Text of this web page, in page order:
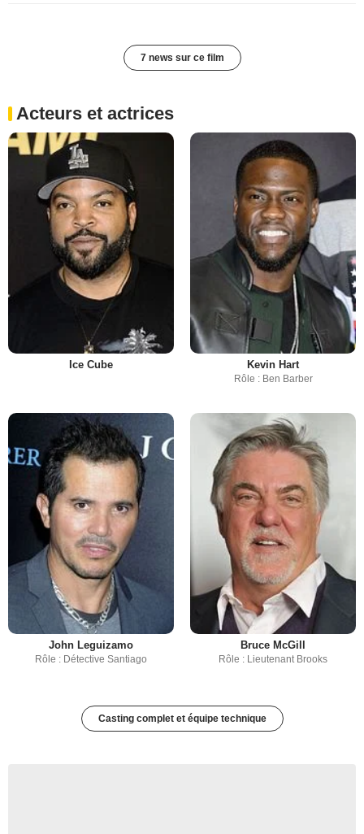
7 news sur ce film
Acteurs et actrices
Ice Cube Kevin Hart
Rôle : Ben Barber
John Leguizamo
Rôle : Détective Santiago
Bruce McGill
Rôle : Lieutenant Brooks
Casting complet et équipe technique